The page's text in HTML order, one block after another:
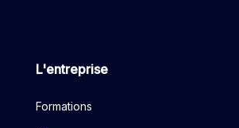
L'entreprise
Formations